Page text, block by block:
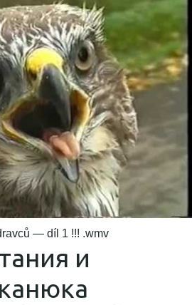
— díl 1 !!! .wmv
и